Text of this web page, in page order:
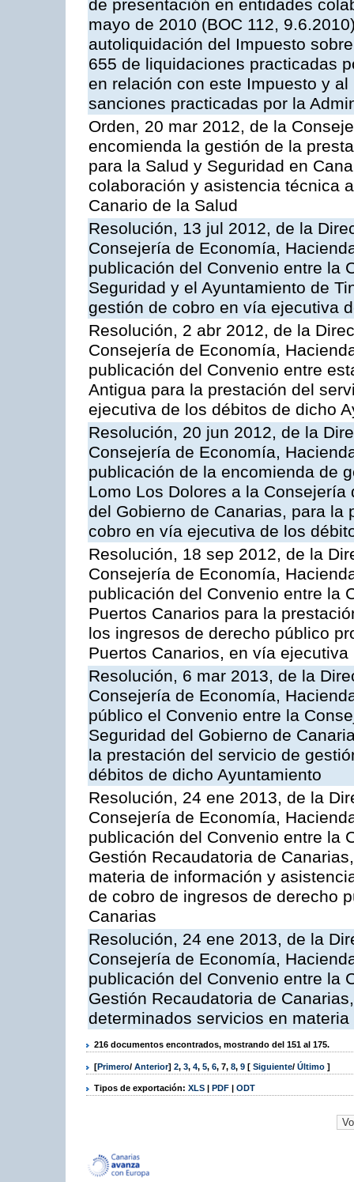
de presentación en entidades
mayo de 2010 (BOC 112,
autoliquidación del Impuesto
655 de liquidaciones practicadas
en relación con este Impuesto y
sanciones practicadas por la
Orden, 20 mar 2012, de la
encomienda la gestión de la
para la Salud y Seguridad en
colaboración y asistencia técnica
Canario de la Salud
Resolución, 13 jul 2012, de la
Consejería de Economía,
publicación del Convenio entre la
Seguridad y el Ayuntamiento de
gestión de cobro en vía ejecutiva
Resolución, 2 abr 2012, de la
Consejería de Economía,
publicación del Convenio entre
Antigua para la prestación del
ejecutiva de los débitos de dicho
Resolución, 20 jun 2012, de la
Consejería de Economía,
publicación de la encomienda de
Lomo Los Dolores a la
del Gobierno de Canarias, para
cobro en vía ejecutiva de los
Resolución, 18 sep 2012, de la
Consejería de Economía,
publicación del Convenio entre la
Puertos Canarios para la
los ingresos de derecho público
Puertos Canarios, en vía ejecutiva
Resolución, 6 mar 2013, de la
Consejería de Economía,
público el Convenio entre la
Seguridad del Gobierno de
la prestación del servicio de
débitos de dicho Ayuntamiento
Resolución, 24 ene 2013, de la
Consejería de Economía,
publicación del Convenio entre la
Gestión Recaudatoria de
materia de información y
de cobro de ingresos de derecho
Canarias
Resolución, 24 ene 2013, de la
Consejería de Economía,
publicación del Convenio entre la
Gestión Recaudatoria de
determinados servicios en materia
216 documentos encontrados, mostrando del 151 al 175.
[Primero/ Anterior] 2, 3, 4, 5, 6, 7, 8, 9 [ Siguiente/ Último ]
Tipos de exportación: XLS | PDF | ODT